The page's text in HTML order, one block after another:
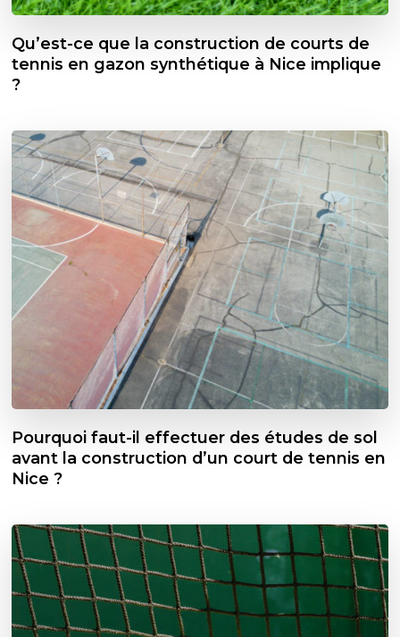
Qu’est-ce que la construction de courts de
tennis en gazon synthétique à Nice implique
?
Pourquoi faut-il effectuer des études de sol
avant la construction d’un court de tennis en
Nice ?